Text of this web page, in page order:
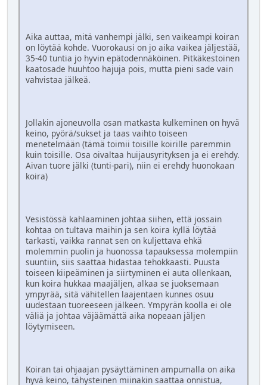
Aika auttaa, mitä vanhempi jälki, sen vaikeampi koiran
on löytää kohde. Vuorokausi on jo aika vaikea jäljestää,
35-40 tuntia jo hyvin epätodennäköinen. Pitkäkestoinen
kaatosade huuhtoo hajuja pois, mutta pieni sade vain
vahvistaa jälkeä.
Jollakin ajoneuvolla osan matkasta kulkeminen on hyvä
keino, pyörä/sukset ja taas vaihto toiseen
menetelmään (tämä toimii toisille koirille paremmin
kuin toisille. Osa oivaltaa huijausyrityksen ja ei erehdy.
Aivan tuore jälki (tunti-pari), niin ei erehdy huonokaan
koira)
Vesistössä kahlaaminen johtaa siihen, että jossain
kohtaa on tultava maihin ja sen koira kyllä löytää
tarkasti, vaikka rannat sen on kuljettava ehkä
molemmin puolin ja huonossa tapauksessa molempiin
suuntiin, siis saattaa hidastaa tehokkaasti. Puusta
toiseen kiipeäminen ja siirtyminen ei auta ollenkaan,
kun koira hukkaa maajäljen, alkaa se juoksemaan
ympyrää, sitä vähitellen laajentaen kunnes osuu
uudestaan tuoreeseen jälkeen. Ympyrän koolla ei ole
väliä ja johtaa väjäämättä aika nopeaan jäljen
löytymiseen.
Koiran tai ohjaajan pysäyttäminen ampumalla on aika
hyvä keino, tähysteinen miinakin saattaa onnistua,